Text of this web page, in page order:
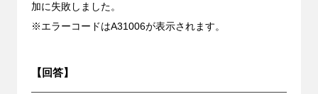
加に失敗しました。
※エラーコードはA31006が表示されます。
【回答】